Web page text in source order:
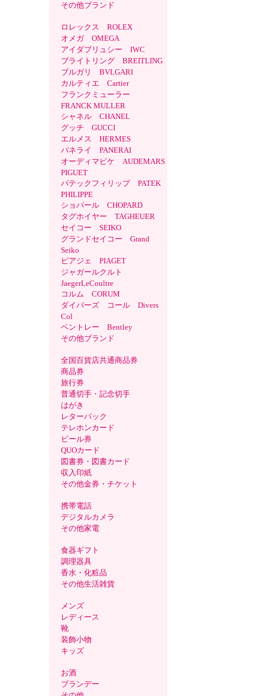
その他ブランド
ロレックス ROLEX
オメガ OMEGA
アイダブリュシー IWC
ブライトリング BREITLING
ブルガリ BVLGARI
カルティエ Cartier
フランクミューラー
FRANCK MULLER
シャネル CHANEL
グッチ GUCCI
エルメス HERMES
パネライ PANERAI
オーディマピケ AUDEMARS
PIGUET
パテックフィリップ PATEK
PHILIPPE
ショパール CHOPARD
タグホイヤー TAGHEUER
セイコー SEIKO
グランドセイコー Grand
Seiko
ピアジェ PIAGET
ジャガールクルト
JaegerLeCoultre
コルム CORUM
ダイバーズ コール Divers
Col
ベントレー Bentley
その他ブランド
全国百貨店共通商品券
商品券
旅行券
普通切手・記念切手
はがき
レターパック
テレホンカード
ビール券
QUOカード
図書券・図書カード
収入印紙
その他金券・チケット
携帯電話
デジタルカメラ
その他家電
食器ギフト
調理器具
香水・化粧品
その他生活雑貨
メンズ
レディース
靴
装飾小物
キッズ
お酒
ブランデー